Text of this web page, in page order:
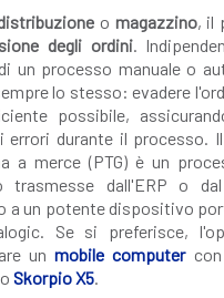
o magazzino, il
degli ordini.
un processo manuale o
lo stesso: evadere
possibile,
errori durante il processo.
a merce (PTG) è un
trasmesse dall'ERP o
a un potente dispositivo
Se si preferisce,
un mobile computercon
Skorpio X5